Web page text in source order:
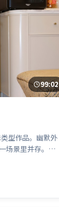
99:02
型作品。幽默外
场景里并存。视
合。由詹姆斯
，胡歌、托尼
月16日（美国）